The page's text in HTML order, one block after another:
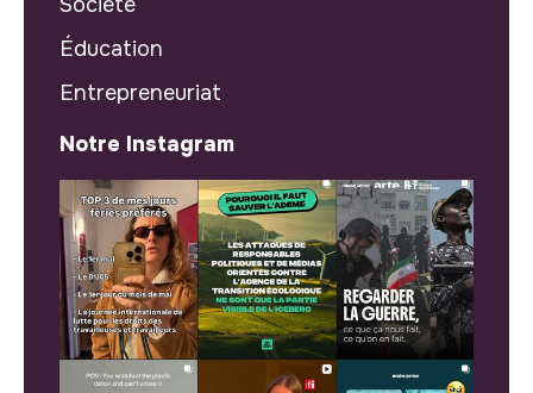
Éducation
Entrepreneuriat
Notre Instagram